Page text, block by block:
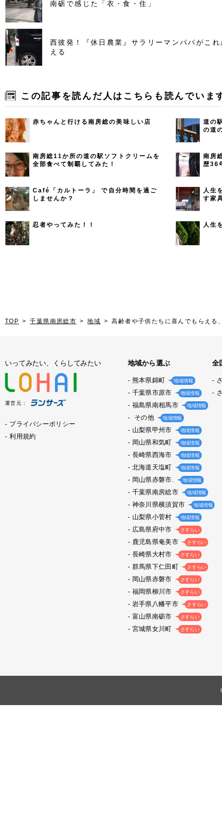
南砺で感じた「衣・食・住」
西彼発！『休日農業』サラリーマンパパがこ
える
この記事を読んだ人はこちらも読んでいま
赤ちゃんと行ける南房総の美味しい店
道の
の道
南房総11か所の道の駅ソフトクリームを
全部食べて制覇してみた！
南房
歴36
Café「カルトーラ」 で自分時間を過ご
しませんか？
人生
す家
忍者やってみた！！ 人生
TOP 千葉県南房総市 地域 高齢者や子供たちに喜んでもらえる
いってみたい、くらしてみたい
運営元：
プライバシーポリシー
利用規約
地域から選ぶ
熊本県錦町 地域情報
千葉県市原市 地域情報
福島県南相馬市 地域情報
その他 地域情報
山梨県甲州市 地域情報
岡山県和気町 地域情報
長崎県西海市 地域情報
北海道天塩町 地域情報
岡山県赤磐市. 地域情報
千葉県南房総市 地域情報
神奈川県横須賀市 地域情報
山梨県小菅村 地域情報
広島県府中市 さすらい
鹿児島県奄美市 さすらい
長崎県大村市 さすらい
群馬県下仁田町 さすらい
岡山県赤磐市 さすらい
福岡県柳川市 さすらい
岩手県八幡平市 さすらい
富山県南砺市 さすらい
宮城県女川町 さすらい
全